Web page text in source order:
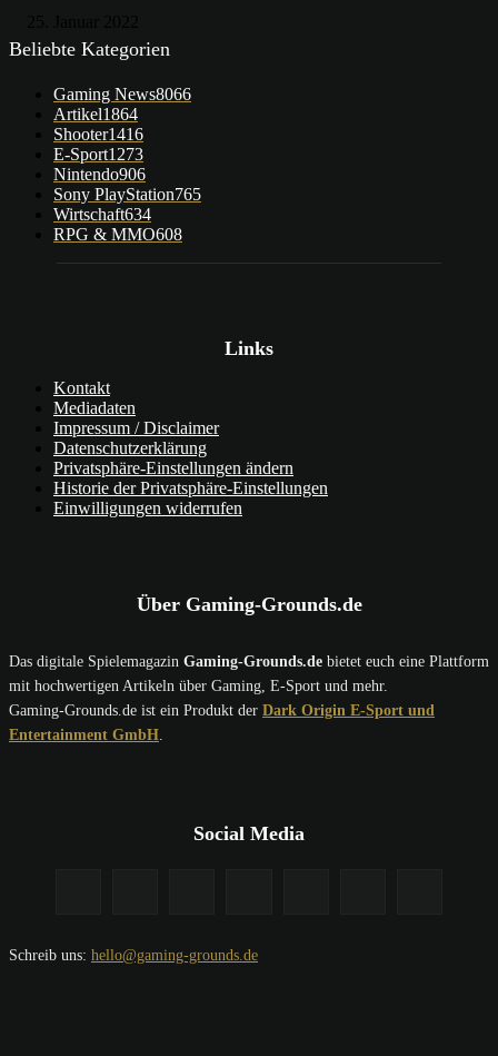
Beliebte Kategorien
Gaming News8066
Artikel1864
Shooter1416
E-Sport1273
Nintendo906
Sony PlayStation765
Wirtschaft634
RPG & MMO608
Links
Kontakt
Mediadaten
Impressum / Disclaimer
Datenschutzerklärung
Privatsphäre-Einstellungen ändern
Historie der Privatsphäre-Einstellungen
Einwilligungen widerrufen
Über Gaming-Grounds.de
Das digitale Spielemagazin Gaming-Grounds.de bietet euch eine Plattform
mit hochwertigen Artikeln über Gaming, E-Sport und mehr.
Gaming-Grounds.de ist ein Produkt der Dark Origin E-Sport und
Entertainment GmbH
Social Media
Schreib uns: hello@gaming-grounds.de